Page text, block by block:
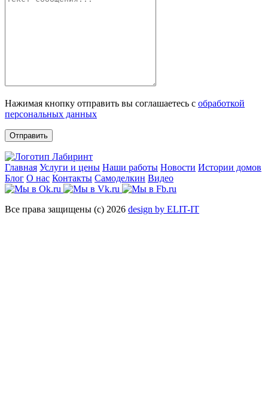
Нажимая кнопку отправить вы соглашаетесь с обработкой
персональных данных
Отправить
Главная Услуги и цены Наши работы Новости Истории домов
Блог О нас Контакты Самоделкин Видео
Все права защищены (с) 2026 design by ELIT-IT